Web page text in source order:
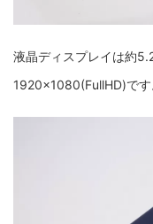
液晶ディスプレイは約
1920×1080(FullHD)です